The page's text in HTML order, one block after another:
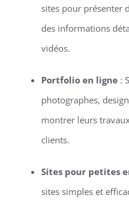
sites pour présenter
des informations
vidéos.
Portfolio en ligne:
photographes,
montrer leurs
clients.
Sites pour petites
sites simples et